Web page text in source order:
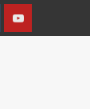
YouTube